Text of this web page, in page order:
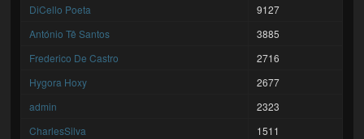
DiCello Poeta
9127
António Tê Santos
3885
Frederico De Castro
2716
Hygora Hoxy
2677
admin
2323
CharlesSilva
1511